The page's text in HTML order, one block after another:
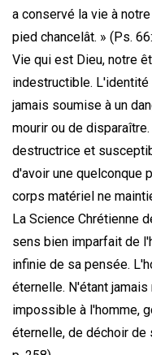
a conservé la vie à
pied chancelât. » (Ps.
Vie qui est Dieu, notre
indestructible.
jamais soumise à un
mourir ou de
destructrice et
d'avoir une quelconque
corps matériel ne
La Science Chrétienne
sens bien imparfait de
infinie de sa pensée.
éternelle. N'étant
impossible à l'homme,
éternelle, de déchoir de